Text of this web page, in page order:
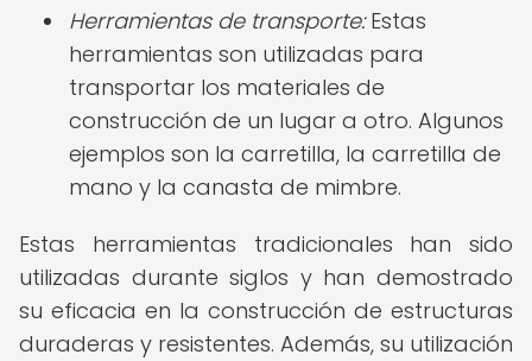
Herramientas de transporte:Estas
herramientas son utilizadas para
transportar los materiales de
construcción de un lugar a otro. Algunos
ejemplos son la carretilla, la carretilla de
mano y la canasta de mimbre.
Estas herramientas tradicionales han sido
utilizadas durante siglos y han demostrado
su eficacia en la construcción de estructuras
duraderas y resistentes. Además, su utilización